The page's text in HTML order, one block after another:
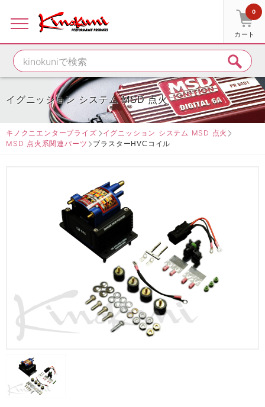
カート
0
イグニッション システム MSD 点火
キノクニエンタープライズ
イグニッション システム MSD 点火
MSD 点火系関連パーツ
ブラスターHVCコイル